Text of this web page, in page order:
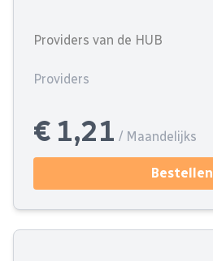
Providers van de HUB
Providers
€ 1,21 / Maandelijks
Bestellen